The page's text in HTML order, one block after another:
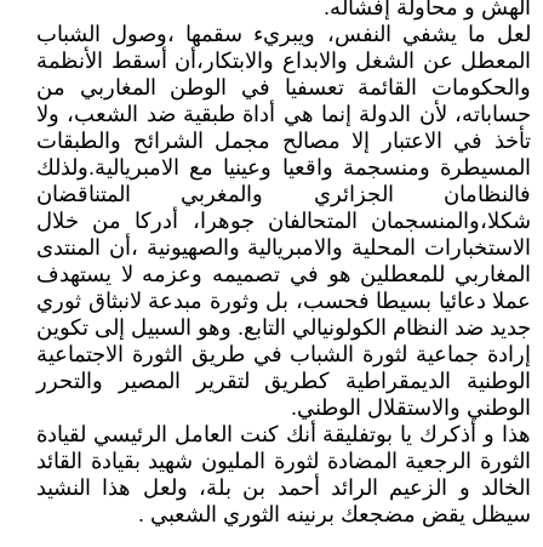
الهش و محاولة إفشاله.
لعل ما يشفي النفس، ويبريء سقمها ،وصول الشباب
المعطل عن الشغل والابداع والابتكار،أن أسقط الأنظمة
والحكومات القائمة تعسفيا في الوطن المغاربي من
حساباته، لأن الدولة إنما هي أداة طبقية ضد الشعب، ولا
تأخذ في الاعتبار إلا مصالح مجمل الشرائح والطبقات
المسيطرة ومنسجمة واقعيا وعينيا مع الامبريالية.ولذلك
فالنظامان الجزائري والمغربي المتناقضان
شكلا،والمنسجمان المتحالفان جوهرا، أدركا من خلال
الاستخبارات المحلية والامبريالية والصهيونية ،أن المنتدى
المغاربي للمعطلين هو في تصميمه وعزمه لا يستهدف
عملا دعائيا بسيطا فحسب، بل وثورة مبدعة لانبثاق ثوري
جديد ضد النظام الكولونيالي التابع. وهو السبيل إلى تكوين
إرادة جماعية لثورة الشباب في طريق الثورة الاجتماعية
الوطنية الديمقراطية كطريق لتقرير المصير والتحرر
الوطني والاستقلال الوطني.
هذا و أذكرك يا بوتفليقة أنك كنت العامل الرئيسي لقيادة
الثورة الرجعية المضادة لثورة المليون شهيد بقيادة القائد
الخالد و الزعيم الرائد أحمد بن بلة، ولعل هذا النشيد
سيظل يقض مضجعك برنينه الثوري الشعبي .